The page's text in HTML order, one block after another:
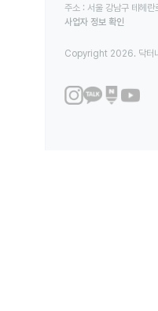
주소 : 서울 강남구 테헤
사업자 정보 확인
Copyright 2026. 닥터